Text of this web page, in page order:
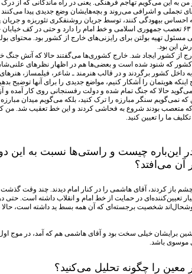
به این می‌گویم تهاجم فرهنگی. یعنی در راه ماندگانی که
تجملی و اشرافی می‌روند و بچه‌هایشان وضع جدیدی پیدا
بیهودگی کنند، توسط جریان روشنفکری تئوریزه و
برای حذف آنها درست کرده است، این طور نیست و آنها بودند که پیشقدم شدند. مثلاً اکبر گنجی تا
تهیه بولتن برای رایزنی‌های خارج از کشور بود. محتوای
خارج از کشور ایجاد شد. خارج کشوری‌ها می‌گفتند حالا که
که شنود شده است و بعضی‌ها هم در اظهار نظرهای
اوست. باید به داخل کشور برگردند و در قالب هنرمند ـ شاعر،
هویتمان را آشکار کنیم، مواضع جدیدی را برای آنها توضیح
حالا که جنگ تمام شده و دولت رفسنجانی روی کار آمده و
سنگر مبارزه را ترک کنید، بلکه می‌گویم میدان مبارزه
که متعصب بودند شروع به فحاشی کردند و این خط تعقیب شد.
ما را تعیین کنید.
چیست و راستی‌ها نسبت به این
آن می‌افتد؟
کردند، آقای هاشمی را در کنار امام دیدند. چند وقت
تعیین‌کننده‌ای در حمایت از خط امام و انقلاب داشته است.
شخصیت برجسته‌ای که آن همه بسط ید داشته است، حالا
خیلی سخت بود و آقای هاشمی هم که آمد، در موج اول
موسوی باشد.
را چگونه تحلیل می‌کنید؟